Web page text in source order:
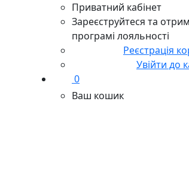
Приватний кабінет
Зареєструйтеся та
програмі лояльності
Реєстрація
Увійти до
0
Ваш кошик